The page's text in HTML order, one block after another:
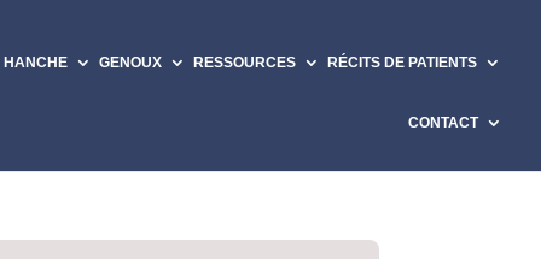
HANCHE GENOUX RESSOURCES RÉCITS DE PATIENTS
CONTACT